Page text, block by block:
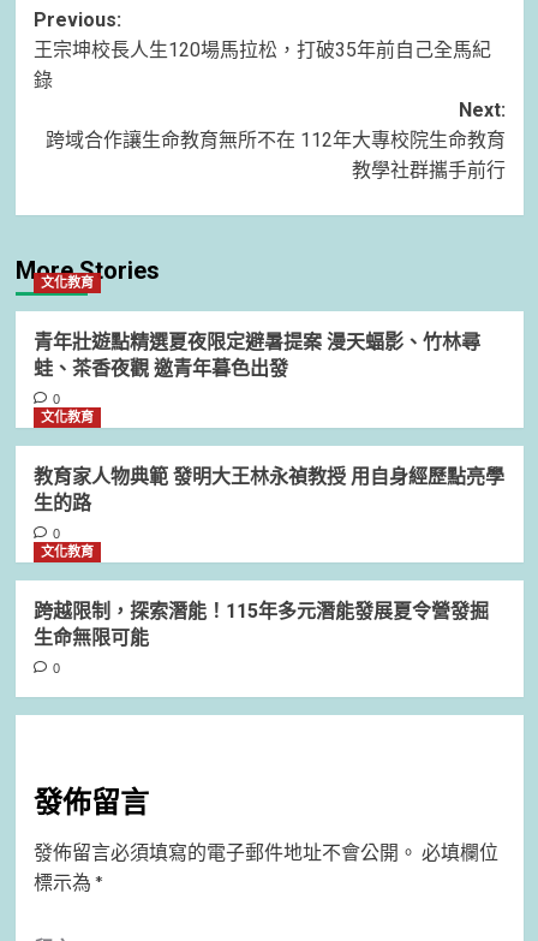
Post
navigation
Previous:
王宗坤校長人生120場馬拉松，打破35年前自己全馬紀
錄
Next:
跨域合作讓生命教育無所不在 112年大專校院生命教育
教學社群攜手前行
More Stories
文化教育
青年壯遊點精選夏夜限定避暑提案 漫天蝠影、竹林尋
蛙、茶香夜觀 邀青年暮色出發
0
文化教育
教育家人物典範 發明大王林永禎教授 用自身經歷點亮學
生的路
0
文化教育
跨越限制，探索潛能！115年多元潛能發展夏令營發掘
生命無限可能
0
發佈留言
發佈留言必須填寫的電子郵件地址不會公開。 必填欄位
標示為 *